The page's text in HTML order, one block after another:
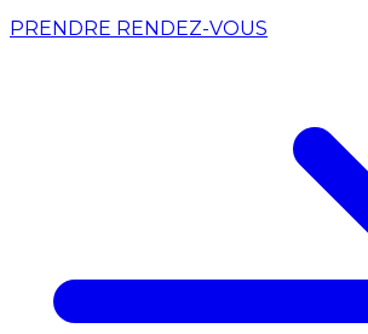
PRENDRE RENDEZ-VOUS